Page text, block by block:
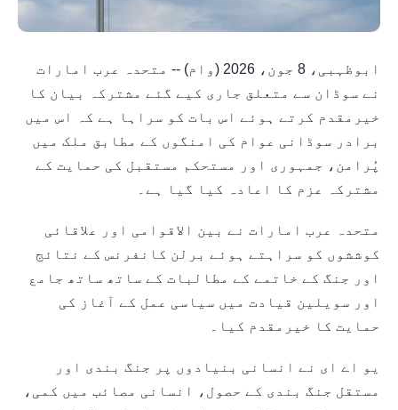
ابوظہبی، 8 جون، 2026 (وام) -- متحدہ عرب امارات
نے سوڈان سے متعلق جاری کیے گئے مشترکہ بیان کا
خیرمقدم کرتے ہوئے اس بات کو سراہا ہے کہ اس میں
برادر سوڈانی عوام کی امنگوں کے مطابق ملک میں
پُرامن، جمہوری اور مستحکم مستقبل کی حمایت کے
مشترکہ عزم کا اعادہ کیا گیا ہے۔
متحدہ عرب امارات نے بین الاقوامی اور علاقائی
کوششوں کو سراہتے ہوئے برلن کانفرنس کے نتائج
اور جنگ کے خاتمے کے مطالبات کے ساتھ ساتھ جامع
اور سویلین قیادت میں سیاسی عمل کے آغاز کی
حمایت کا خیرمقدم کیا۔
یو اے ای نے انسانی بنیادوں پر جنگ بندی اور
مستقل جنگ بندی کے حصول، انسانی مصائب میں کمی،